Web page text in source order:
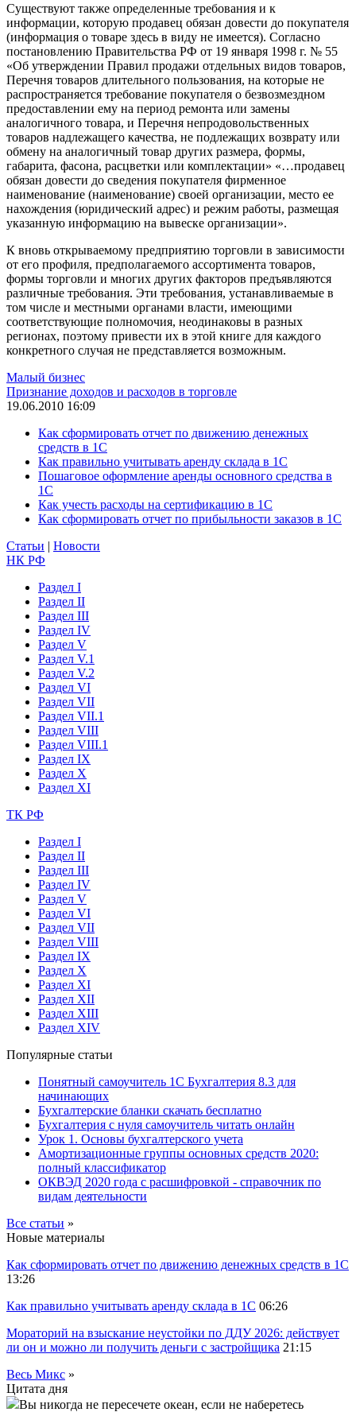
Существуют также определенные требования и к
информации, которую продавец обязан довести до покупателя
(информация о товаре здесь в виду не имеется). Согласно
постановлению Правительства РФ от 19 января 1998 г. № 55
«Об утверждении Правил продажи отдельных видов товаров,
Перечня товаров длительного пользования, на которые не
распространяется требование покупателя о безвозмездном
предоставлении ему на период ремонта или замены
аналогичного товара, и Перечня непродовольственных
товаров надлежащего качества, не подлежащих возврату или
обмену на аналогичный товар других размера, формы,
габарита, фасона, расцветки или комплектации» «…продавец
обязан довести до сведения покупателя фирменное
наименование (наименование) своей организации, место ее
нахождения (юридический адрес) и режим работы, размещая
указанную информацию на вывеске организации».
К вновь открываемому предприятию торговли в зависимости
от его профиля, предполагаемого ассортимента товаров,
формы торговли и многих других факторов предъявляются
различные требования. Эти требования, устанавливаемые в
том числе и местными органами власти, имеющими
соответствующие полномочия, неодинаковы в разных
регионах, поэтому привести их в этой книге для каждого
конкретного случая не представляется возможным.
Малый бизнес
Признание доходов и расходов в торговле
19.06.2010 16:09
Как сформировать отчет по движению денежных
средств в 1С
Как правильно учитывать аренду склада в 1С
Пошаговое оформление аренды основного средства в
1С
Как учесть расходы на сертификацию в 1С
Как сформировать отчет по прибыльности заказов в 1С
Статьи | Новости
НК РФ
Раздел I
Раздел II
Раздел III
Раздел IV
Раздел V
Раздел V.1
Раздел V.2
Раздел VI
Раздел VII
Раздел VII.1
Раздел VIII
Раздел VIII.1
Раздел IX
Раздел X
Раздел XI
ТК РФ
Раздел I
Раздел II
Раздел III
Раздел IV
Раздел V
Раздел VI
Раздел VII
Раздел VIII
Раздел IX
Раздел X
Раздел XI
Раздел XII
Раздел XIII
Раздел XIV
Популярные статьи
Понятный самоучитель 1С Бухгалтерия 8.3 для
начинающих
Бухгалтерские бланки скачать бесплатно
Бухгалтерия с нуля самоучитель читать онлайн
Урок 1. Основы бухгалтерского учета
Амортизационные группы основных средств 2020:
полный классификатор
ОКВЭД 2020 года с расшифровкой - справочник по
видам деятельности
Все статьи »
Новые материалы
Как сформировать отчет по движению денежных средств в 1С
13:26
Как правильно учитывать аренду склада в 1С 06:26
Мораторий на взыскание неустойки по ДДУ 2026: действует
ли он и можно ли получить деньги с застройщика 21:15
Весь Микс »
Цитата дня
Вы никогда не пересечете океан, если не наберетесь